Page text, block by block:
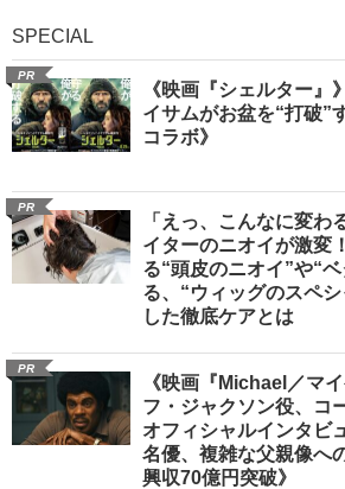
SPECIAL
PR
《映画『シェルター』
イサムがお盆を“打破”
コラボ》
PR
「えっ、こんなに変わ
イターのニオイが激
る“頭皮のニオイ”や“
る、“ウィッグのスペ
した徹底ケアとは
PR
《映画『Michael／マ
フ・ジャクソン役、コ
オフィシャルインタビ
名優、複雑な父親像へ
興収70億円突破》